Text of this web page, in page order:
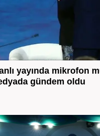
yayında mikrofon
gündem oldu